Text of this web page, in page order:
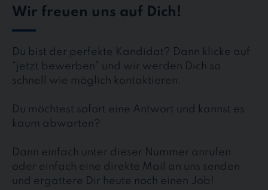
Wir freuen uns auf Dich!
Du bist der perfekte Kandidat? Dann klicke auf
“jetzt bewerben” und wir werden Dich so
schnell wie möglich kontaktieren.
Du möchtest sofort eine Antwort und kannst es
kaum abwarten?
Dann einfach unter dieser Nummer anrufen
oder einfach eine direkte Mail an uns senden
und ergattere Dir heute noch einen Job!